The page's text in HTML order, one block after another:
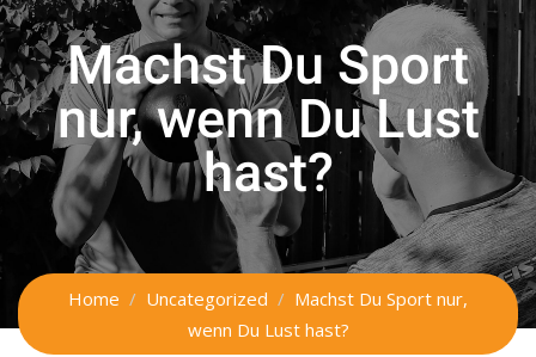
Machst Du Sport
nur, wenn Du Lust
hast?
Home Uncategorized
Machst Du Sport nur,
wenn Du Lust hast?